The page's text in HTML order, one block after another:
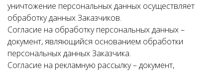
уничтожение персональных данных осуществляет
обработку данных Заказчиков.
Согласие на обработку персональных данных –
документ, являющийся основанием обработки
персональных данных Заказчика.
Согласие на рекламную рассылку – документ,